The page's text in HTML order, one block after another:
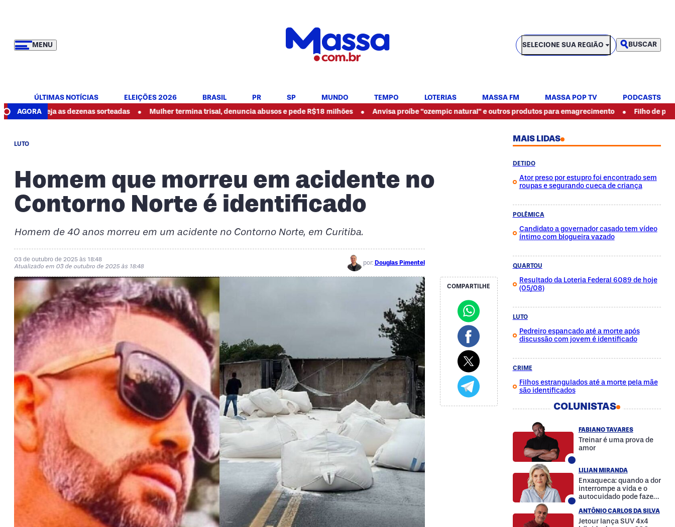
MENU
SELECIONE SUA REGIÃO
SELECIONE SUA REGIÃO BUSCAR
ÚLTIMAS NOTÍCIAS ELEIÇÕES 2026 BRASIL PR SP MUNDO TEMPO LOTERIAS MASSA FM MASSA POP TV
PODCASTS
AGORA
as dezenas sorteadas • Mulher termina trisal, denuncia abusos e pede R$18 milhões • Anvisa proíbe "ozempic natural" e outros produtos para emagrecimento • Filho de pintor
LUTO
Homem que morreu em acidente no
Contorno Norte é identificado
Homem de 40 anos morreu em um acidente no Contorno Norte, em Curitiba.
03 de outubro de 2025 às 18:48
Atualizado em 03 de outubro de 2025 às 18:48
por: Douglas Pimentel
COMPARTILHE
MAIS LIDAS
DETIDO
Ator preso por estupro foi encontrado sem
roupas e segurando cueca de criança
POLÊMICA
Candidato a governador casado tem vídeo
íntimo com blogueira vazado
QUARTOU
Resultado da Loteria Federal 6089 de hoje
(05/08)
LUTO
Pedreiro espancado até a morte após
discussão com jovem é identificado
CRIME
Filhos estrangulados até a morte pela mãe
são identificados
COLUNISTAS
FABIANO TAVARES
Treinar é uma prova de
amor
LILIAN MIRANDA
Enxaqueca: quando a dor
interrompe a vida e o
autocuidado pode fazer
ANTÔNIO CARLOS DA SILVA
Jetour lança SUV 4x4